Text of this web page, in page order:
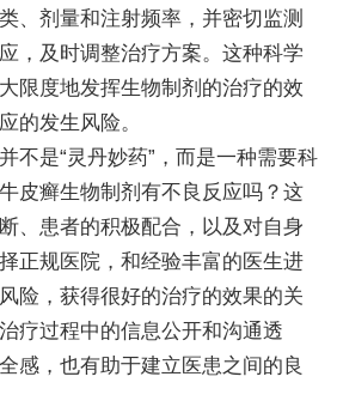
、剂量和注射频率，并密切监测
，及时调整治疗方案。这种科学
限度地发挥生物制剂的治疗的效
的发生风险。
不是“灵丹妙药”，而是一种需要科
皮癣生物制剂有不良反应吗？这
、患者的积极配合，以及对自身
正规医院，和经验丰富的医生进
险，获得很好的治疗的效果的关
疗过程中的信息公开和沟通透
感，也有助于建立医患之间的良